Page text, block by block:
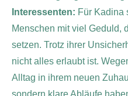
Interessenten: Für Kadina
Menschen mit viel Geduld,
setzen. Trotz ihrer
nicht alles erlaubt ist.
Alltag in ihrem neuen